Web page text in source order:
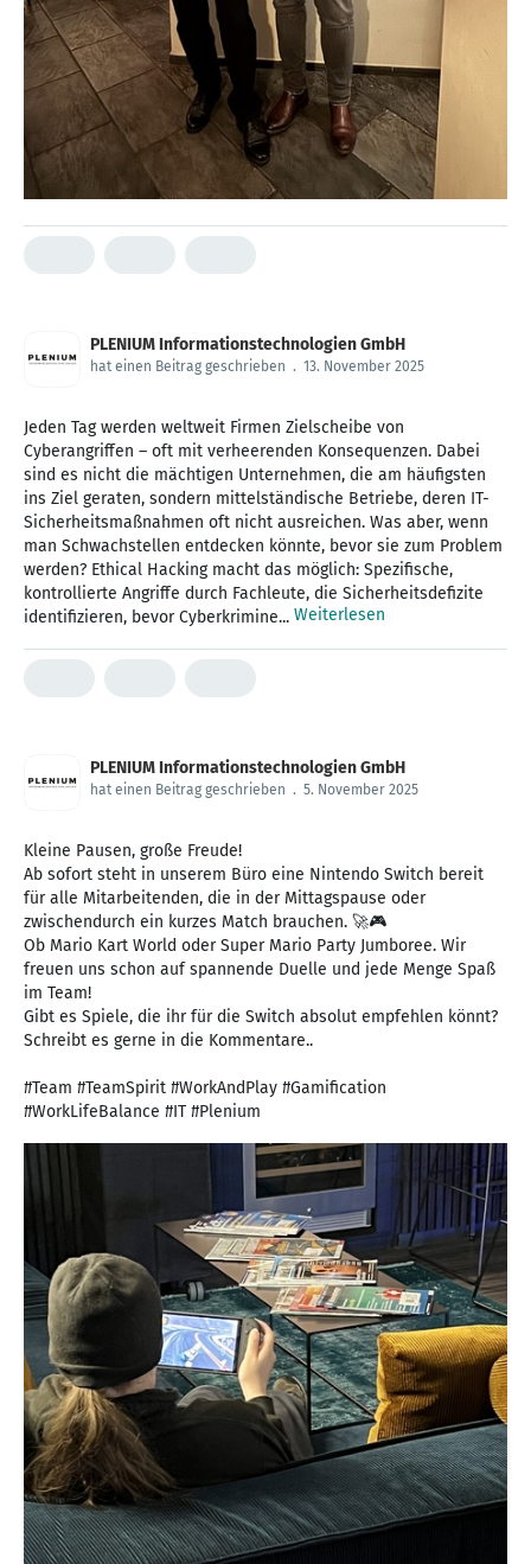
PLENIUM Informationstechnologien GmbH
hat einen Beitrag geschrieben . 13. November 2025
Jeden Tag werden weltweit Firmen Zielscheibe von
Cyberangriffen – oft mit verheerenden Konsequenzen. Dabei
sind es nicht die mächtigen Unternehmen, die am häufigsten
ins Ziel geraten, sondern mittelständische Betriebe, deren IT-
Sicherheitsmaßnahmen oft nicht ausreichen. Was aber, wenn
man Schwachstellen entdecken könnte, bevor sie zum Problem
werden? Ethical Hacking macht das möglich: Spezifische,
kontrollierte Angriffe durch Fachleute, die Sicherheitsdefizite
identifizieren, bevor Cyberkrimine... Weiterlesen
PLENIUM Informationstechnologien GmbH
hat einen Beitrag geschrieben . 5. November 2025
Kleine Pausen, große Freude!
Ab sofort steht in unserem Büro eine Nintendo Switch bereit
für alle Mitarbeitenden, die in der Mittagspause oder
zwischendurch ein kurzes Match brauchen. 🚀🎮
Ob Mario Kart World oder Super Mario Party Jumboree. Wir
freuen uns schon auf spannende Duelle und jede Menge Spaß
im Team!
Gibt es Spiele, die ihr für die Switch absolut empfehlen könnt?
Schreibt es gerne in die Kommentare..
#Team #TeamSpirit #WorkAndPlay #Gamification
#WorkLifeBalance #IT #Plenium